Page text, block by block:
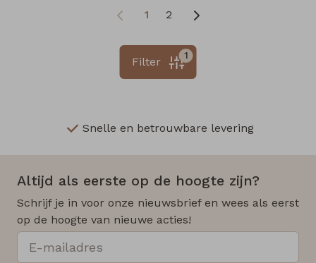
1 2
1
Filter
Snelle en betrouwbare levering
Altijd als eerste op de hoogte zijn?
Schrijf je in voor onze nieuwsbrief en wees als eerst
op de hoogte van nieuwe acties!